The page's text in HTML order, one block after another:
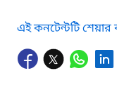
এই কনটেন্টটি